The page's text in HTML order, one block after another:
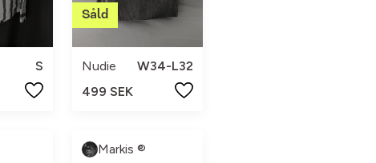
S
Nudie
W34-L32
499 SEK
Markis ®